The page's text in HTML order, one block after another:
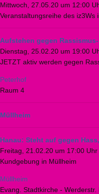
Mittwoch, 27.05.20 um 12:00
Veranstaltungsreihe des iz3Ws
Aufstehen gegen
Dienstag, 25.02.20 um 19:00
JETZT aktiv werden gegen
Peterhof
Raum 4
Müllheim
Hanau: Steht auf gegen
Freitag, 21.02.20 um 17:00 Uhr
Kundgebung in Müllheim
Müllheim
Evang. Stadtkirche - Werderstr.